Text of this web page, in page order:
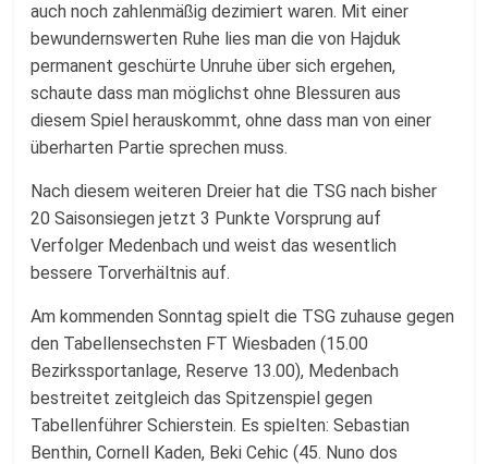
auch noch zahlenmäßig dezimiert waren. Mit einer
bewundernswerten Ruhe lies man die von Hajduk
permanent geschürte Unruhe über sich ergehen,
schaute dass man möglichst ohne Blessuren aus
diesem Spiel herauskommt, ohne dass man von einer
überharten Partie sprechen muss.
Nach diesem weiteren Dreier hat die TSG nach bisher
20 Saisonsiegen jetzt 3 Punkte Vorsprung auf
Verfolger Medenbach und weist das wesentlich
bessere Torverhältnis auf.
Am kommenden Sonntag spielt die TSG zuhause gegen
den Tabellensechsten FT Wiesbaden (15.00
Bezirkssportanlage, Reserve 13.00), Medenbach
bestreitet zeitgleich das Spitzenspiel gegen
Tabellenführer Schierstein. Es spielten: Sebastian
Benthin, Cornell Kaden, Beki Cehic (45. Nuno dos